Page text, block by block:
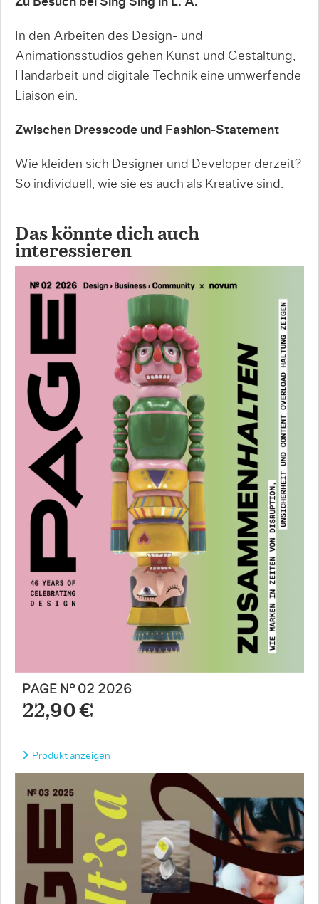
In den Arbeiten des Design- und
Animationsstudios gehen Kunst und Gestaltung,
Handarbeit und digitale Technik eine umwerfende
Liaison ein.
Zwischen Dresscode und Fashion-Statement
Wie kleiden sich Designer und Developer derzeit?
So individuell, wie sie es auch als Kreative sind.
Das könnte dich auch
interessieren
PAGE N° 02 2026
22,90 €
Produkt anzeigen